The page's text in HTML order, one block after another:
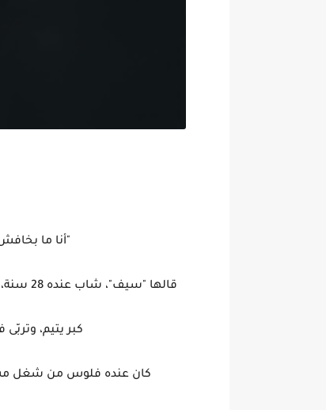
"أنا ما
قالها "سيف"، شاب عنده 28 سنة، معروف في منطقته بلسانه الطويل، ومشاكله اللي لا تنتهي.
كبر يتيم،
كان عنده فلوس من شغل مش